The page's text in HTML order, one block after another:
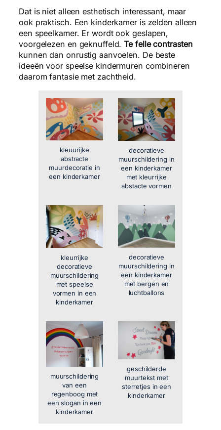
Dat is niet alleen esthetisch interessant, maar
ook praktisch. Een kinderkamer is zelden alleen
een speelkamer. Er wordt ook geslapen,
voorgelezen en geknuffeld.Te felle contrasten
kunnen dan onrustig aanvoelen. De beste
ideeën voor speelse kindermuren combineren
daarom fantasie met zachtheid.
kleuurijke
abstracte
muurdecoratie in
een kinderkamer
decoratieve
muurschildering in
een kinderkamer
met kleurrijke
abstacte vormen
kleurrijke
decoratieve
muurschildering
met speelse
vormen in een
kinderkamer
decoratieve
muurschildering in
een kinderkamer
met bergen en
luchtballons
muurschildering
van een
regenboog met
een slogan in een
kinderkamer
geschilderde
muurtekst met
sterretjes in een
kinderkamer